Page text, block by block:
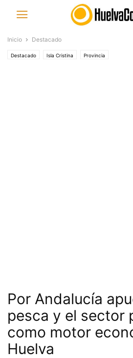
Inicio Destacado
Destacado Isla Cristina Provincia
Por Andalucía
pesca y el sector
como motor
Huelva